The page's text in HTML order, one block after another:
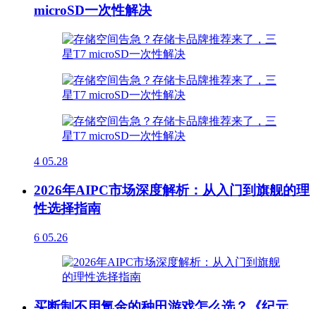
microSD一次性解决
4 05.28
2026年AIPC市场深度解析：从入门到旗舰的理
性选择指南
6 05.26